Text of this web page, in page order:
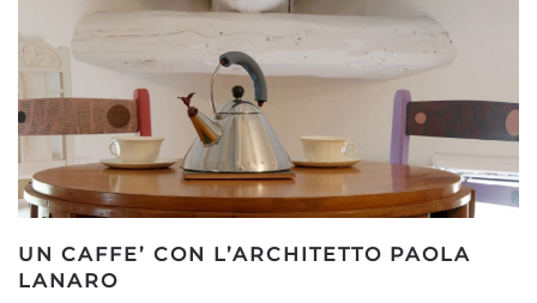
UN CAFFE’ CON L’ARCHITETTO PAOLA
LANARO